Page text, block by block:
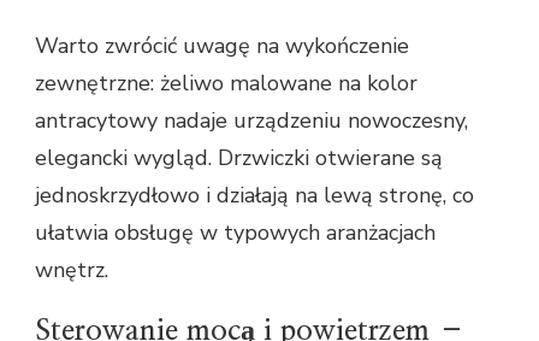
Warto zwrócić uwagę na wykończenie
zewnętrzne: żeliwo malowane na kolor
antracytowy nadaje urządzeniu nowoczesny,
elegancki wygląd. Drzwiczki otwierane są
jednoskrzydłowo i działają na lewą stronę, co
ułatwia obsługę w typowych aranżacjach
wnętrz.
Sterowanie mocą i powietrzem –